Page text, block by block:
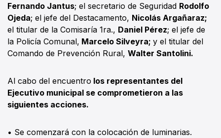
Fernando Jantus; el secretario de Seguridad Rodolfo
Ojeda; el jefe del Destacamento, Nicolás Argañaraz;
el titular de la Comisaría 1ra., Daniel Pérez; el jefe de
la Policía Comunal, Marcelo Silveyra; y el titular del
Comando de Prevención Rural, Walter Santolini.
Al cabo del encuentro los representantes del
Ejecutivo municipal se comprometieron a las
siguientes acciones.
• Se comenzará con la colocación de luminarias.